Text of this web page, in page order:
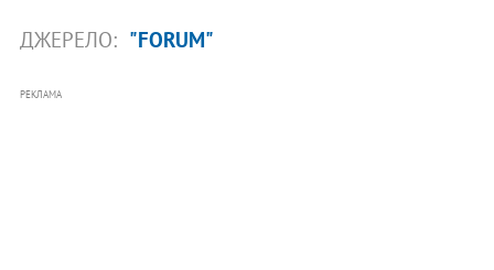
ДЖЕРЕЛО: "FORUM"
РЕКЛАМА